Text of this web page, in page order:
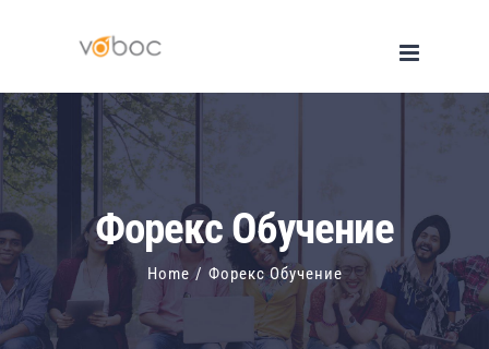
content
Форекс Обучение
Home / Форекс Обучение